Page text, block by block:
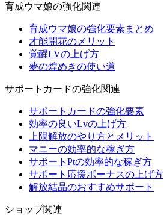
育成ウマ娘の強化関連
育成ウマ娘の強化要素まとめ
才能開花のメリット
覚醒LVの上げ方
夢の煌めきの使い道
サポートカードの強化関連
サポートカードの強化要素
効率の良いLvの上げ方
上限解放のやり方とメリット
マニーの効率的な稼ぎ方
サポートPtの効率的な稼ぎ方
サポート応援ボーナスの上げ方
解放結晶のおすすめサポート
ショップ関連